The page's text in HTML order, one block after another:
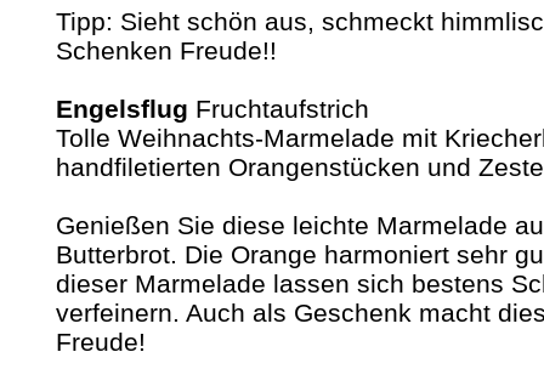
Tipp: Sieht schön aus, schmeckt
Schenken Freude!!
Engelsflug Fruchtaufstrich
Tolle Weihnachts-Marmelade mit
handfiletierten Orangenstücken und
Genießen Sie diese leichte Marmelade
Butterbrot. Die Orange harmoniert sehr
dieser Marmelade lassen sich bestens
verfeinern. Auch als Geschenk macht
Freude!